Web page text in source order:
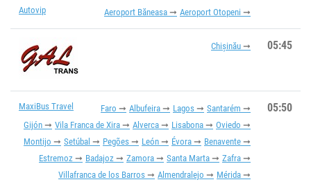
Autovip Aeroport Băneasa Aeroport Otopeni
Chișinău 05:45
MaxiBus Travel Faro Albufeira Lagos
Santarém
Gijón
Vila Franca de Xira Alverca Lisabona
Oviedo
Montijo
Setúbal Pegões León Évora
Benavente
Estremoz
Badajoz Zamora Santa Marta
Zafra
Villafranca de los Barros
Almendralejo
Mérida
05:50